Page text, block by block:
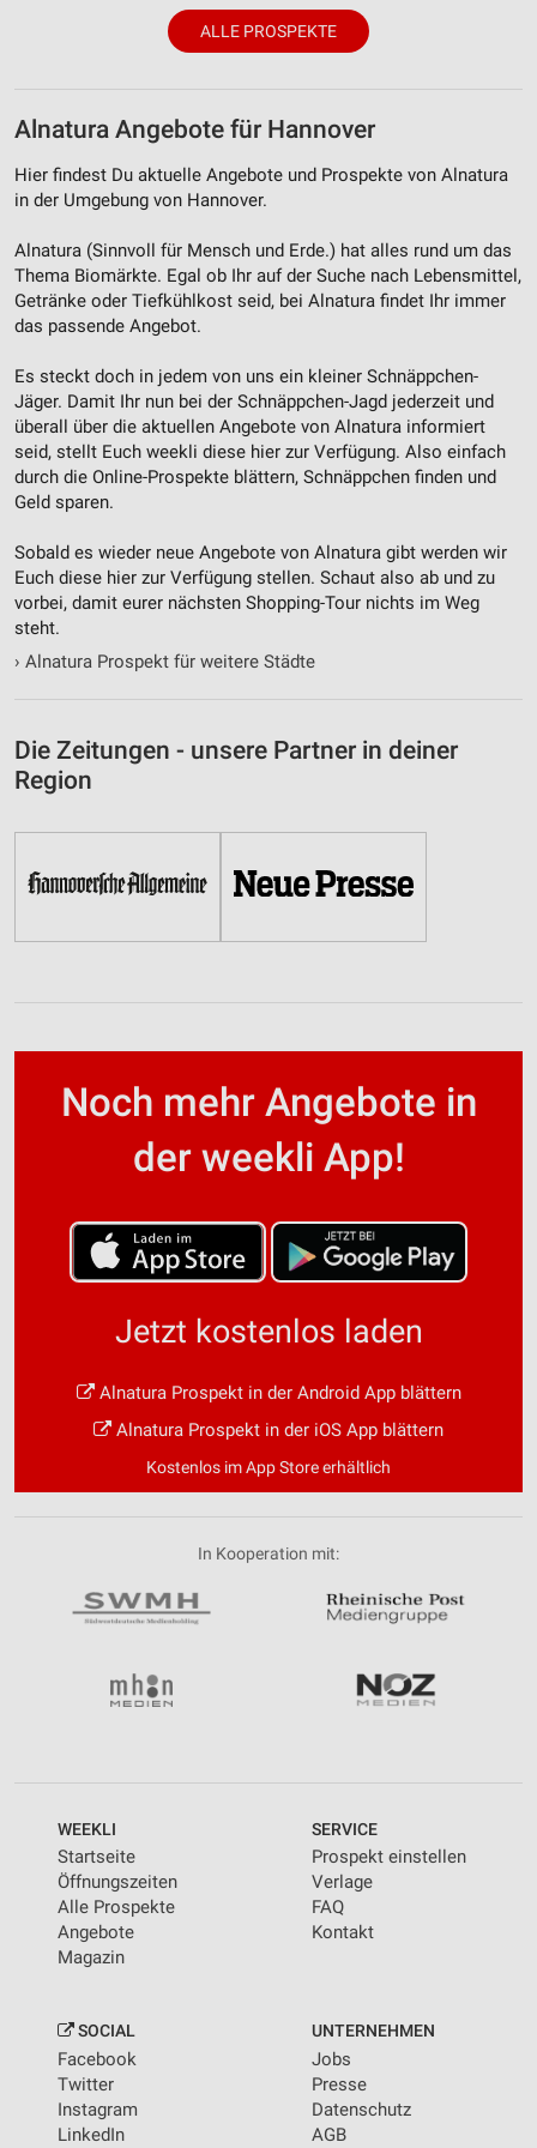
ALLE PROSPEKTE
Alnatura Angebote für Hannover
Hier findest Du aktuelle Angebote und Prospekte von Alnatura
in der Umgebung von Hannover.
Alnatura (Sinnvoll für Mensch und Erde.) hat alles rund um das
Thema Biomärkte. Egal ob Ihr auf der Suche nach Lebensmittel,
Getränke oder Tiefkühlkost seid, bei Alnatura findet Ihr immer
das passende Angebot.
Es steckt doch in jedem von uns ein kleiner Schnäppchen-
Jäger. Damit Ihr nun bei der Schnäppchen-Jagd jederzeit und
überall über die aktuellen Angebote von Alnatura informiert
seid, stellt Euch weekli diese hier zur Verfügung. Also einfach
durch die Online-Prospekte blättern, Schnäppchen finden und
Geld sparen.
Sobald es wieder neue Angebote von Alnatura gibt werden wir
Euch diese hier zur Verfügung stellen. Schaut also ab und zu
vorbei, damit eurer nächsten Shopping-Tour nichts im Weg
steht.
› Alnatura Prospekt für weitere Städte
Die Zeitungen - unsere Partner in deiner
Region
Noch mehr Angebote in
der weekli App!
Jetzt kostenlos laden
Alnatura Prospekt in der Android App blättern
Alnatura Prospekt in der iOS App blättern
Kostenlos im App Store erhältlich
In Kooperation mit:
WEEKLI
Startseite
Öffnungszeiten
Alle Prospekte
Angebote
Magazin
SERVICE
Prospekt einstellen
Verlage
FAQ
Kontakt
SOCIAL
Facebook
Twitter
Instagram
LinkedIn
UNTERNEHMEN
Jobs
Presse
Datenschutz
AGB
Verwendung von Profilen zur Auswahl
personalisierter Werbung
Verwendung von Profilen zur Auswahl
personalisierter Inhalte
Messung der Performance von Inhalten
Analyse von Zielgruppen durch Statistiken oder
Quellen
Entwicklung und Verbesserung der Angebote
Verwendung reduzierter Daten zur Auswahl von
Inhalten
Verwendung genauer Standortdaten
Geräte anhand von aktiv angeforderten
Informationen identifizieren
Nicht-IAB-Verarbeitungszwecke:
Performance